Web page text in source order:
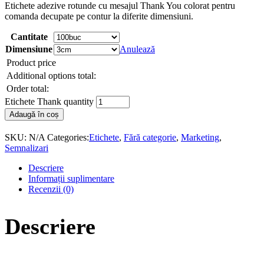
Etichete adezive rotunde cu mesajul Thank You colorat pentru
comanda decupate pe contur la diferite dimensiuni.
Cantitate
Dimensiune
Anulează
Product price
Additional options total:
Order total:
Etichete Thank quantity
Adaugă în coș
SKU: N/A Categories:Etichete, Fără categorie, Marketing,
Semnalizari
Descriere
Informații suplimentare
Recenzii (0)
Descriere